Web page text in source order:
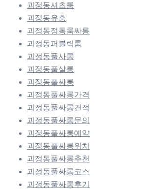
괴정동셔츠룸
괴정동유흥
괴정동정통룸싸롱
괴정동퍼블릭룸
괴정동풀사롱
괴정동풀살롱
괴정동풀싸롱
괴정동풀싸롱가격
괴정동풀싸롱견적
괴정동풀싸롱문의
괴정동풀싸롱예약
괴정동풀싸롱위치
괴정동풀싸롱추천
괴정동풀싸롱코스
괴정동풀싸롱후기